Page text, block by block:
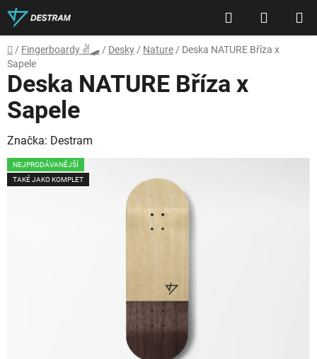
Přejít
na
obsah
Hledat
KOŠÍK
Domů
/ Fingerboardy ✌🛹 / Desky / Nature / Deska NATURE Bříza x
Sapele
Deska NATURE Bříza x
Sapele
Značka: Destram
NEJPRODÁVANĚJŠÍ
TAKÉ JAKO KOMPLET